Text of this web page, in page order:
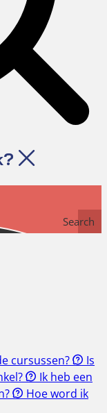
Search
cursussen?
Is
Ik heb een
Hoe word ik